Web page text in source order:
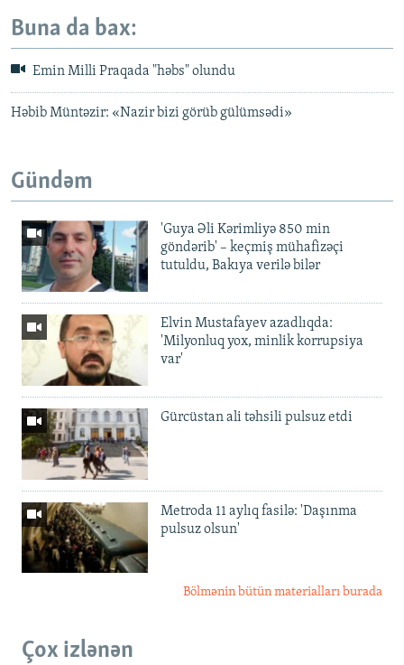
Buna da bax:
Emin Milli Praqada "həbs" olundu
Həbib Müntəzir: «Nazir bizi görüb gülümsədi»
Gündəm
'Guya Əli Kərimliyə 850 min
göndərib' – keçmiş mühafizəçi
tutuldu, Bakıya verilə bilər
Elvin Mustafayev azadlıqda:
'Milyonluq yox, minlik korrupsiya
var'
Gürcüstan ali təhsili pulsuz etdi
Metroda 11 aylıq fasilə: 'Daşınma
pulsuz olsun'
Bölmənin bütün materialları burada
Çox izlənən